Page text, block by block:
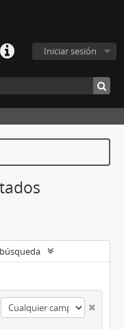
Iniciar sesión